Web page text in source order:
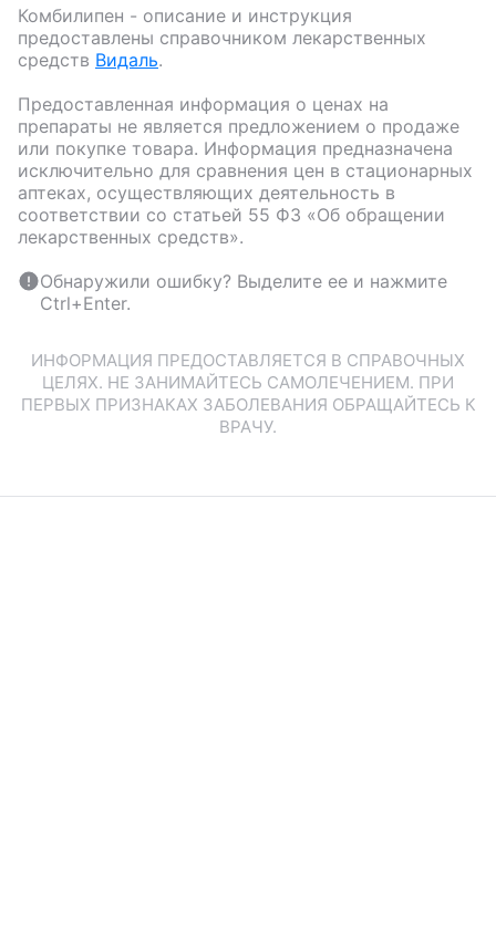
Комбилипен - описание и инструкция
предоставлены справочником лекарственных
средств Видаль.
Предоставленная информация о ценах на
препараты не является предложением о продаже
или покупке товара. Информация предназначена
исключительно для сравнения цен в стационарных
аптеках, осуществляющих деятельность в
соответствии со статьей 55 ФЗ «Об обращении
лекарственных средств».
Обнаружили ошибку? Выделите ее и нажмите
Ctrl+Enter.
ИНФОРМАЦИЯ ПРЕДОСТАВЛЯЕТСЯ В СПРАВОЧНЫХ
ЦЕЛЯХ. НЕ ЗАНИМАЙТЕСЬ САМОЛЕЧЕНИЕМ. ПРИ
ПЕРВЫХ ПРИЗНАКАХ ЗАБОЛЕВАНИЯ ОБРАЩАЙТЕСЬ К
ВРАЧУ.